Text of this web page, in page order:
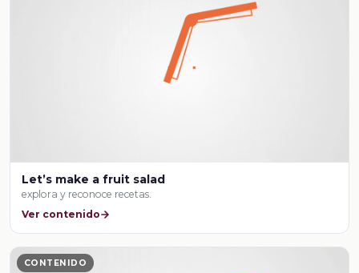
Let’s make a fruit salad
explora y reconoce recetas.
Ver contenido
CONTENIDO